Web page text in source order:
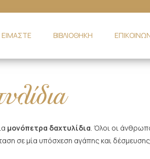
ΕΙΜΑΣΤΕ ΒΙΒΛΙΟΘΗΚΗ
μονόπετρα δαχτυλίδια. Όλοι οι
σε μία υπόσχεση αγάπης και